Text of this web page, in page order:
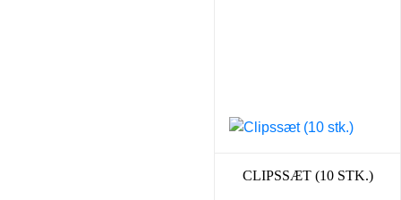
CLIPSSÆT (10 STK.)